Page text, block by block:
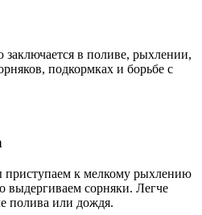
в поливе, рыхлении,
подкормках и борьбе с
приступаем к мелкому рыхлению
сорняки. Легче
полива или дождя.